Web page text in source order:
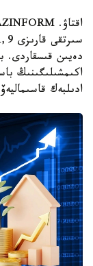
دەيىن قىسقاردى.
اكىمشىلىگىنىڭ
ادىلبەك